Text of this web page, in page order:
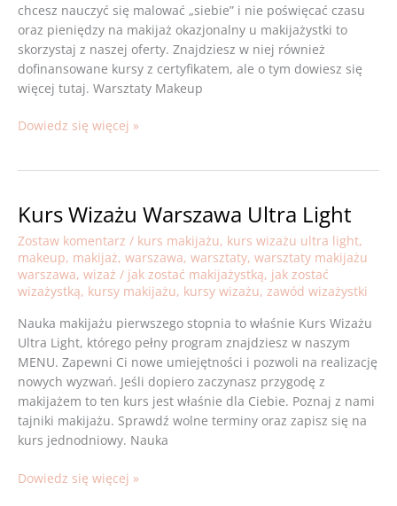
chcesz nauczyć się malować „siebie” i nie poświęcać czasu
oraz pieniędzy na makijaż okazjonalny u makijażystki to
skorzystaj z naszej oferty. Znajdziesz w niej również
dofinansowane kursy z certyfikatem, ale o tym dowiesz się
więcej tutaj. Warsztaty Makeup
Dowiedz się więcej »
Kurs Wizażu Warszawa Ultra Light
Zostaw komentarz / kurs makijażu, kurs wizażu ultra light,
makeup, makijaż, warszawa, warsztaty, warsztaty makijażu
warszawa, wizaż / jak zostać makijażystką, jak zostać
wizażystką, kursy makijażu, kursy wizażu, zawód wizażystki
Nauka makijażu pierwszego stopnia to właśnie Kurs Wizażu
Ultra Light, którego pełny program znajdziesz w naszym
MENU. Zapewni Ci nowe umiejętności i pozwoli na realizację
nowych wyzwań. Jeśli dopiero zaczynasz przygodę z
makijażem to ten kurs jest właśnie dla Ciebie. Poznaj z nami
tajniki makijażu. Sprawdź wolne terminy oraz zapisz się na
kurs jednodniowy. Nauka
Kurs
Warszawa
Ultra
Light
Dowiedz się więcej »